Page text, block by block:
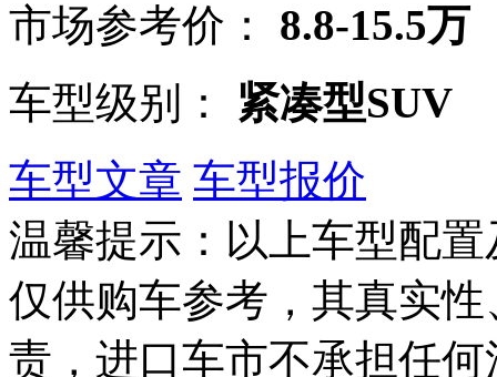
市场参考价：
8.8-15.5万
车型级别：
紧凑型SUV
车型文章 车型报价
温馨提示：以上车型配
仅供购车参考，其真实
责，进口车市不承担任